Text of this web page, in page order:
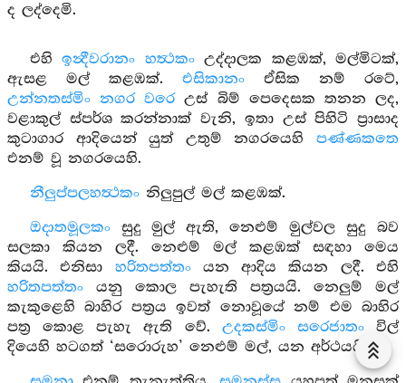
ද ලද්දෙමි.
එහිඉන්‍දීවරානං හත්‍ථකංඋද්දාලක කළඹක්, මල්මිටක්,
ඇසළ මල් කළඹක්. එසිකානං ඒසික නම් රටේ,
උන්නතස්මිං නගර වරෙඋස් බිම් පෙදෙසක තනන ලද,
වළාකුල් ස්පර්ශ කරන්නාක් වැනි, ඉතා උස් පිහිටි ප්‍රාසාද
කුටාගාර ආදියෙන් යුත් උතුම් නගරයෙහි පණ්ණකතෙ
එනම් වූ නගරයෙහි.
නීලුප්පලහත්‍ථකංනිලුපුල් මල් කළඹක්.
ඔදාතමූලකංසුදු මුල් ඇති, නෙළුම් මුල්වල සුදු බව
සලකා කියන ලදී. නෙළුම් මල් කළඹක් සඳහා මෙය
කියයි. එනිසා හරිතපත්තං යන ආදිය කියන ලදී. එහි
හරිතපත්තං යනු කොල පැහැති පත්‍රයයි. නෙලුම් මල්
කැකුළෙහි බාහිර පත්‍රය ඉවත් නොවූයේ නම් එම බාහිර
පත්‍ර කොළ පැහැ ඇති වේ. උදකස්මිං සරෙජාතංවිල්
දියෙහි හටගත් ‘සරොරුහ’ නෙළුම් මල්, යන අර්ථයයි.